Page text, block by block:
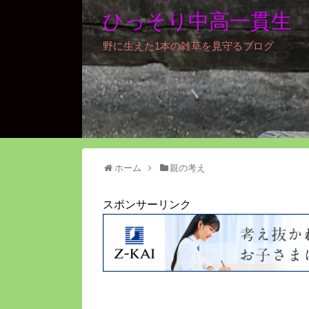
ひっそり中高一貫生
野に生えた1本の雑草を見守るブログ
ホーム 親の考え
スポンサーリンク